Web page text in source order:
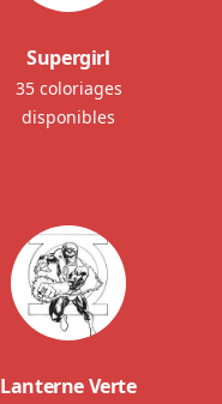
Supergirl
35 coloriages
disponibles
Lanterne Verte